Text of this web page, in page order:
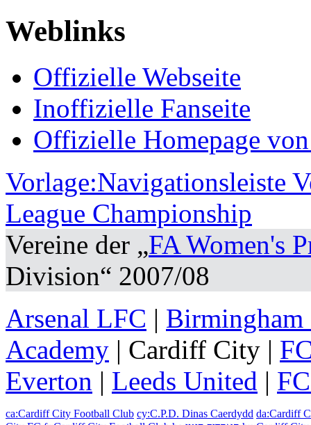
Weblinks
Offizielle Webseite
Inoffizielle Fanseite
Offizielle Homepage
Vorlage:Navigationsleiste
League Championship
Vereine der „FA Women's
Division“ 2007/08
Arsenal LFC |
Academy | Cardiff City |
Everton | Leeds United |
ca:Cardiff City Football Club cy:C.P.D. Dinas Caerdydd da:Cardiff